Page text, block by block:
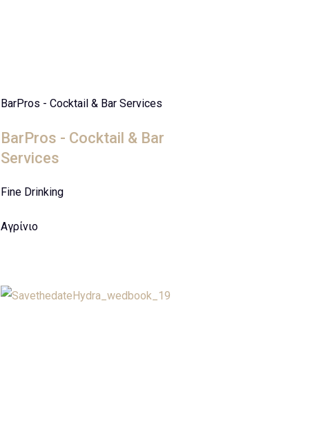
BarPros - Cocktail & Bar Services
BarPros - Cocktail & Bar
Services
Fine Drinking
Αγρίνιο